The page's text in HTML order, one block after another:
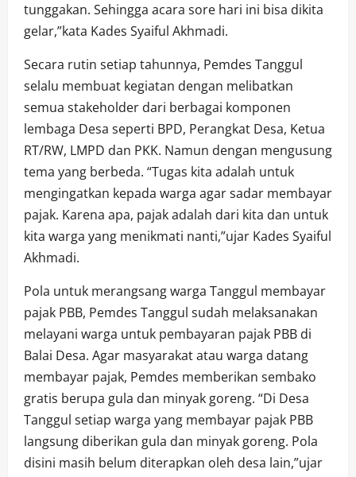
tunggakan. Sehingga acara sore hari ini bisa dikita
gelar,”kata Kades Syaiful Akhmadi.
Secara rutin setiap tahunnya, Pemdes Tanggul
selalu membuat kegiatan dengan melibatkan
semua stakeholder dari berbagai komponen
lembaga Desa seperti BPD, Perangkat Desa, Ketua
RT/RW, LMPD dan PKK. Namun dengan mengusung
tema yang berbeda. “Tugas kita adalah untuk
mengingatkan kepada warga agar sadar membayar
pajak. Karena apa, pajak adalah dari kita dan untuk
kita warga yang menikmati nanti,”ujar Kades Syaiful
Akhmadi.
Pola untuk merangsang warga Tanggul membayar
pajak PBB, Pemdes Tanggul sudah melaksanakan
melayani warga untuk pembayaran pajak PBB di
Balai Desa. Agar masyarakat atau warga datang
membayar pajak, Pemdes memberikan sembako
gratis berupa gula dan minyak goreng. “Di Desa
Tanggul setiap warga yang membayar pajak PBB
langsung diberikan gula dan minyak goreng. Pola
disini masih belum diterapkan oleh desa lain,”ujar